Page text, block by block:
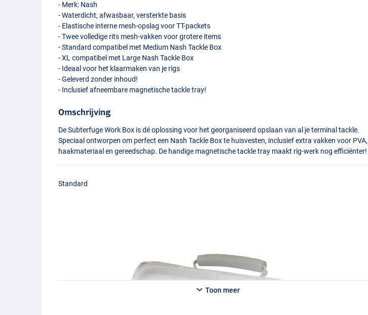
XL
- Merk: Nash
- Waterdicht, afwasbaar, versterkte basis
- Elastische interne mesh-opslag voor TT-packets
- Twee volledige rits mesh-vakken voor grotere items
- Standard compatibel met Medium Nash Tackle Box
- XL compatibel met Large Nash Tackle Box
- Ideaal voor het klaarmaken van je rigs
- Geleverd zonder inhoud!
- Inclusief afneembare magnetische tackle tray!
Omschrijving
De Subterfuge Work Box is dé oplossing voor het georganiseerd opslaan van al je terminal tackle.
Speciaal ontworpen om perfect een Nash Tackle Box te huisvesten, inclusief extra vakken voor PVA,
haakmateriaal en gereedschap. De handige magnetische tackle tray maakt rig-werk nog efficiënter!
Standard
Toon meer